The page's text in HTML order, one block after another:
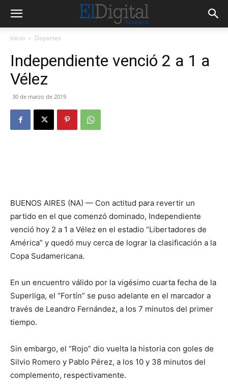
Inicio Deportes
Independiente venció 2 a 1 a
Vélez
30 de marzo de 2019
BUENOS AIRES (NA) — Con actitud para revertir un
partido en el que comenzó dominado, Independiente
venció hoy 2 a 1 a Vélez en el estadio “Libertadores de
América” y quedó muy cerca de lograr la clasificación a la
Copa Sudamericana.
En un encuentro válido por la vigésimo cuarta fecha de la
Superliga, el “Fortín” se puso adelante en el marcador a
través de Leandro Fernández, a los 7 minutos del primer
tiempo.
Sin embargo, el “Rojo” dio vuelta la historia con goles de
Silvio Romero y Pablo Pérez, a los 10 y 38 minutos del
complemento, respectivamente.